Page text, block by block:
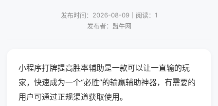
发布时间：2026-08-09｜阅读：1
发布者：盟牛网
小程序打牌提高胜率辅助是一款可以让一直输的玩
家，快速成为一个“必胜”的输赢辅助神器，有需要的
用户可通过正规渠道获取使用。